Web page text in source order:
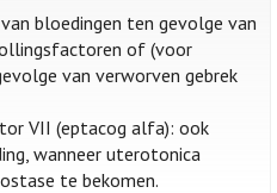
bloedingen ten gevolge van
of (voor
van verworven gebrek
VII (eptacog alfa): ook
wanneer uterotonica
te bekomen.